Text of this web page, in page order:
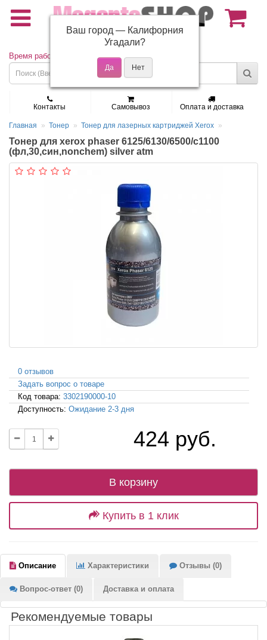
(495) 150-01-37
Время работы: Пн - Пт 9:30 - 19:00
Контакты Самовывоз Оплата и доставка
Главная Тонер Тонер для лазерных картриджей Xerox
Тонер для xerox phaser 6125/6130/6500/с1100
(фл,30,син,nonchem) silver atm
0 отзывов
Задать вопрос о товаре
Код товара: 3302190000-10
Доступность: Ожидание 2-3 дня
424 руб.
В корзину
Купить в 1 клик
Описание Характеристики Отзывы (0)
Вопрос-ответ (0) Доставка и оплата
Рекомендуемые товары
Ваш город — Калифорния
Угадали?